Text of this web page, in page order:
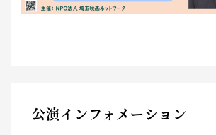
公演インフォメーション